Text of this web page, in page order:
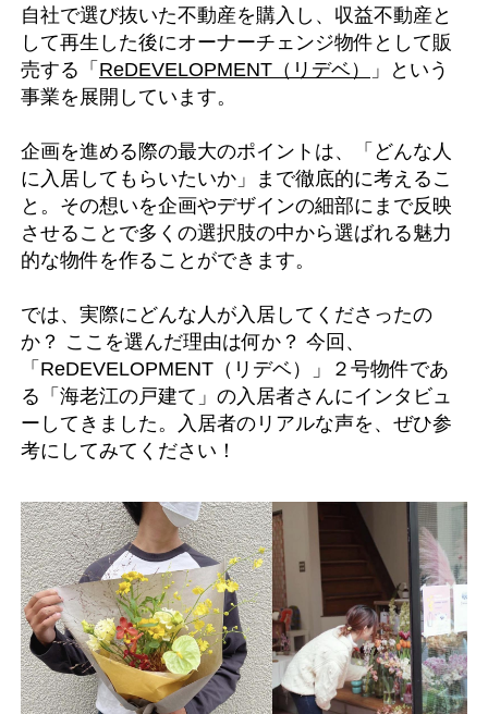
自社で選び抜いた不動産を購入し、収益不動産と
して再生した後にオーナーチェンジ物件として販
売する「 ReDEVELOPMENT（リデベ）
」という
事業を展開しています。
企画を進める際の最大のポイントは、「どんな人
に入居してもらいたいか」まで徹底的に考えるこ
と。その想いを企画やデザインの細部にまで反映
させることで多くの選択肢の中から選ばれる魅力
的な物件を作ることができます。
では、実際にどんな人が入居してくださったの
か？ ここを選んだ理由は何か？ 今回、
「ReDEVELOPMENT（リデベ）」２号物件であ
る「海老江の戸建て」の入居者さんにインタビュ
ーしてきました。入居者のリアルな声を、ぜひ参
考にしてみてください！